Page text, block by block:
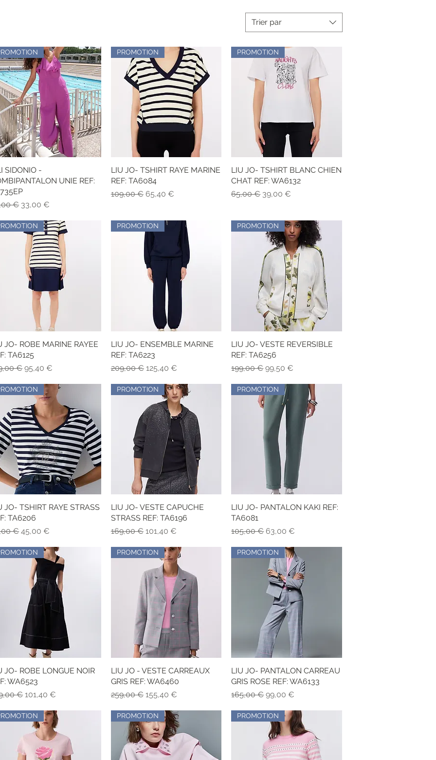
Trier par
Aperçu rapide
SIDONIO -
UNIE REF:
original
€ Prix promotionnel
33,00 €
Aperçu rapide
PROMOTION
LIU JO- TSHIRT RAYE MARINE
REF: TA6084
Prix original
109,00 € Prix promotionnel
65,40 €
Aperçu rapide
PROMOTION
LIU JO- TSHIRT BLANC CHIEN
CHAT REF: WA6132
Prix original
65,00 € Prix promotionnel
39,00 €
Aperçu rapide
JO- ROBE MARINE RAYEE
TA6125
original
€ Prix promotionnel
95,40 €
Aperçu rapide
PROMOTION
LIU JO- ENSEMBLE MARINE
REF: TA6223
Prix original
209,00 € Prix promotionnel
125,40 €
Aperçu rapide
PROMOTION
LIU JO- VESTE REVERSIBLE
REF: TA6256
Prix original
199,00 €Prix promotionnel
99,50 €
Aperçu rapide
JO- TSHIRT RAYE STRASS
TA6206
original
€ Prix promotionnel
45,00 €
Aperçu rapide
PROMOTION
LIU JO- VESTE CAPUCHE
STRASS REF: TA6196
Prix original
169,00 € Prix promotionnel
101,40 €
Aperçu rapide
PROMOTION
LIU JO- PANTALON KAKI REF:
TA6081
Prix original
105,00 € Prix promotionnel
63,00 €
Aperçu rapide
JO- ROBE LONGUE NOIR
WA6523
original
€ Prix promotionnel
101,40 €
Aperçu rapide
PROMOTION
LIU JO - VESTE CARREAUX
GRIS REF: WA6460
Prix original
259,00 € Prix promotionnel
155,40 €
Aperçu rapide
PROMOTION
LIU JO- PANTALON CARREAU
GRIS ROSE REF: WA6133
Prix original
165,00 €Prix promotionnel
99,00 €
PROMOTION PROMOTION